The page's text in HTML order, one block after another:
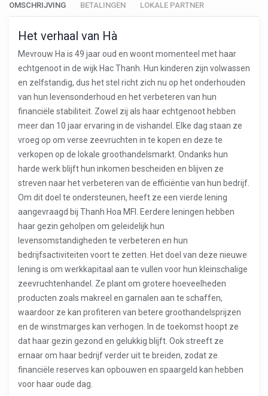
OMSCHRIJVING BETALINGEN LOKALE PARTNER
Het verhaal van Hà
Mevrouw Ha is 49 jaar oud en woont momenteel met haar
echtgenoot in de wijk Hac Thanh. Hun kinderen zijn volwassen
en zelfstandig, dus het stel richt zich nu op het onderhouden
van hun levensonderhoud en het verbeteren van hun
financiële stabiliteit. Zowel zij als haar echtgenoot hebben
meer dan 10 jaar ervaring in de vishandel. Elke dag staan ze
vroeg op om verse zeevruchten in te kopen en deze te
verkopen op de lokale groothandelsmarkt. Ondanks hun
harde werk blijft hun inkomen bescheiden en blijven ze
streven naar het verbeteren van de efficiëntie van hun bedrijf.
Om dit doel te ondersteunen, heeft ze een vierde lening
aangevraagd bij Thanh Hoa MFI. Eerdere leningen hebben
haar gezin geholpen om geleidelijk hun
levensomstandigheden te verbeteren en hun
bedrijfsactiviteiten voort te zetten. Het doel van deze nieuwe
lening is om werkkapitaal aan te vullen voor hun kleinschalige
zeevruchtenhandel. Ze plant om grotere hoeveelheden
producten zoals makreel en garnalen aan te schaffen,
waardoor ze kan profiteren van betere groothandelsprijzen
en de winstmarges kan verhogen. In de toekomst hoopt ze
dat haar gezin gezond en gelukkig blijft. Ook streeft ze
ernaar om haar bedrijf verder uit te breiden, zodat ze
financiële reserves kan opbouwen en spaargeld kan hebben
voor haar oude dag.